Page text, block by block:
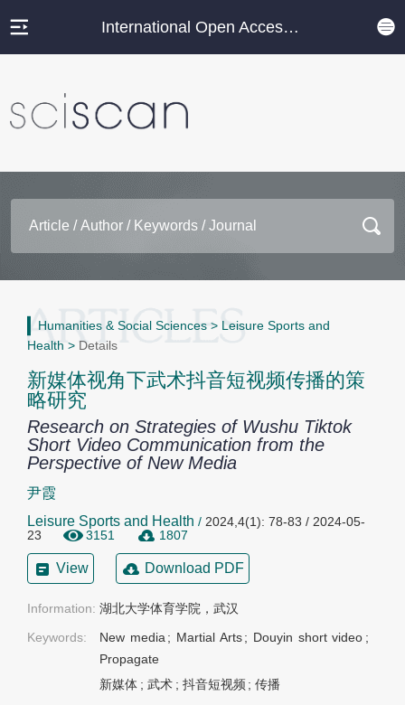
International Open Access Journal Platform
Humanities & Social Sciences > Leisure Sports and
Health > Details
新媒体视角下武术抖音短视频传播的策
略研究
Research on Strategies of Wushu Tiktok
Short Video Communication from the
Perspective of New Media
尹霞
Leisure Sports and Health / 2024,4(1): 78-83 / 2024-05-
23
3151 1807
View Download PDF
Information: 湖北大学体育学院，武汉
Keywords:
New media ; Martial Arts ; Douyin short video ;
Propagate
新媒体 ; 武术 ; 抖音短视频 ;传播